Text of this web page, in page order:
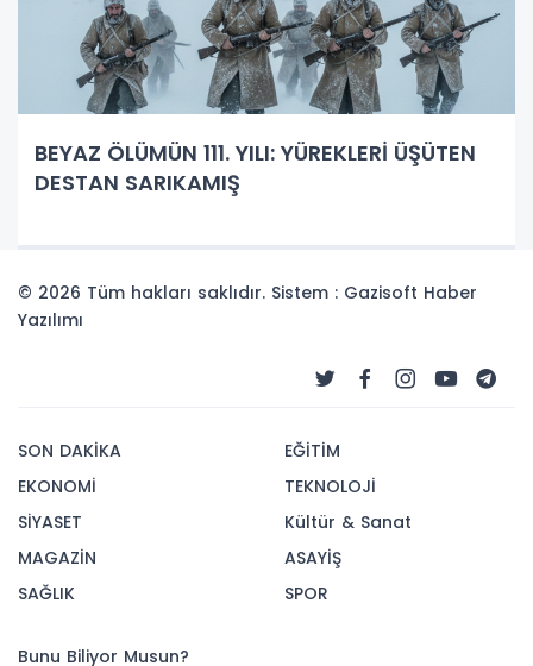
BEYAZ ÖLÜMÜN 111. YILI: YÜREKLERİ ÜŞÜTEN
DESTAN SARIKAMIŞ
© 2026 Tüm hakları saklıdır. Sistem : Gazisoft Haber
Yazılımı
SON DAKİKA
EKONOMİ
SİYASET
MAGAZİN
SAĞLIK
EĞİTİM
TEKNOLOJİ
Kültür & Sanat
ASAYİŞ
SPOR
Bunu Biliyor Musun?